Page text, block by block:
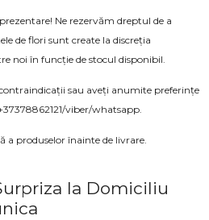
Ne rezervăm dreptul de a
de flori sunt create la discreția
noi în funcție de stocul disponibil.
sau aveți anumite preferințe
viber/whatsapp.
produselor înainte de livrare.
la Domiciliu